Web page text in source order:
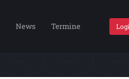
News Termine